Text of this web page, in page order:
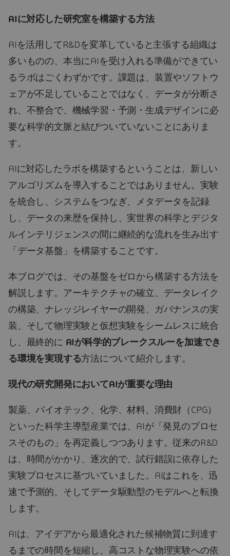
AIに対応した研究室を構築する方法
AIを活用してR&Dを変革していると主張する組織は
多いものの、本当にAIを受け入れる準備ができてい
るラボはごくわずかです。課題は、装置やソフトウ
ェアが不足していることではなく、データが分断さ
れ、不整合で、機械学習・予測・生成デザインに必
要な科学的文脈と結びついていないことにありま
す。
AIに対応したラボを構築するということは、新しい
アルゴリズムを導入することではありません。実験
を統合し、システムをつなぎ、メタデータを記録
し、データの来歴を保持し、実世界の科学とデジタ
ルインテリジェンスの間に継続的な流れを生み出す
「データ基盤」を構築することです。
本ブログでは、その基盤をゼロから構築する方法を
解説します。アーキテクチャの確立、データレイク
の構築、ナレッジレイヤーの開発、ガバナンスの実
装、そして物理実験と仮想実験をシームレスに統合
し、最終的に AIが科学的ブレークスルーを加速でき
る環境を実現する方法について紹介します。
現代の研究開発においてAIが重要な理由
製薬、バイオテック、化学、材料、消費財（CPG）
といった科学主導型産業では、AIが「発見のプロセ
スそのもの」を再定義しつつあります。従来のR&D
は、時間がかかり、逐次的で、試行錯誤に依存した
実験プロセスに基づいていました。AIはこれを、迅
速で予測的、そしてデータ駆動型のモデルへと転換
します。
AIは、アイデアから最適化された候補物質に到達す
るまでの時間を短縮し、高コストな物理実験への依